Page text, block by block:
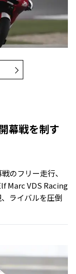
幕戦を制す
のフリー走行、
Marc VDS Racing
ライバルを圧倒